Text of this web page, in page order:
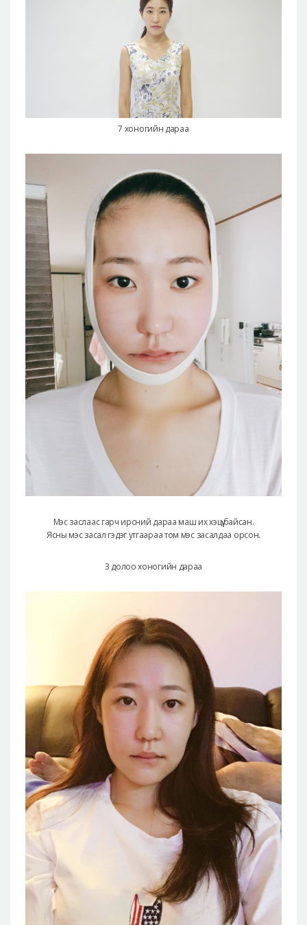
7 хоногийн дараа
Мэс заслаас гарч ирсний дараа маш их хэцүү байсан.
Ясны мэс засал гэдэг утгаараа том мэс засалдаа орсон.
3 долоо хоногийн дараа